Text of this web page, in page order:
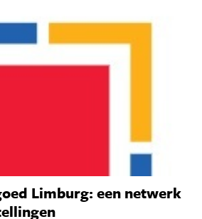
Limburg: een netwerk